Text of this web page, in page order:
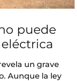
puede
un grave
Aunque la ley